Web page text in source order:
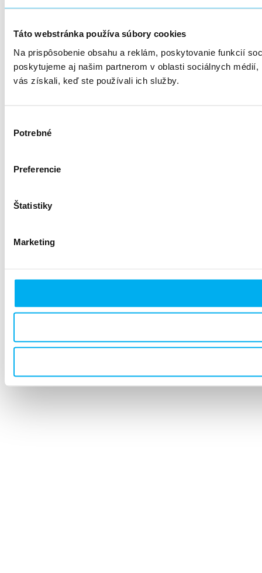
Táto webstránka používa súbory cookies
Na prispôsobenie obsahu a reklám, poskytovanie funkcií
poskytujeme aj našim partnerom v oblasti sociálnych
vás získali, keď ste používali ich služby.
súhlasu
Potrebné
Preferencie
Štatistiky
Marketing